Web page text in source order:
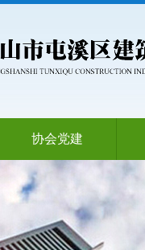
协会党建